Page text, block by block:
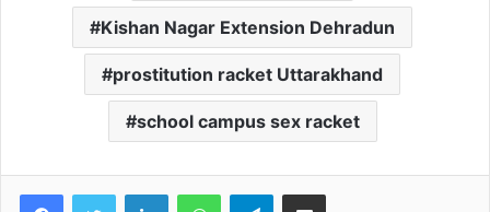
Kishan Nagar Extension Dehradun
prostitution racket Uttarakhand
school campus sex racket
Telegram